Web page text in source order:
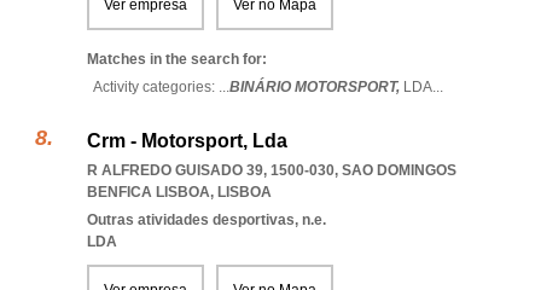
Ver empresa Ver no Mapa
Matches in the search for:
Activity categories: ...BINÁRIO MOTORSPORT, LDA...
Crm - Motorsport, Lda
R ALFREDO GUISADO 39, 1500-030, SAO DOMINGOS
BENFICA LISBOA, LISBOA
Outras atividades desportivas, n.e.
LDA